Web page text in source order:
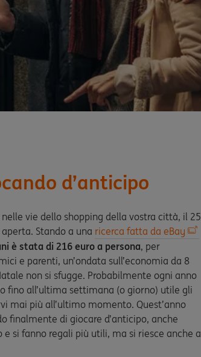
d’anticipo
vie dello shopping della vostra città, il 25
Stando a una ricerca fatta da eBay
è stata di 216 euro a persona, per
e parenti, un’ondata sull’economia da 8
non si sfugge. Probabilmente ogni anno
fino all’ultima settimana (o giorno) utile gli
mai più all’ultimo momento. Quest’anno
finalmente di giocare d’anticipo, anche
si fanno regali più utili, ma si riesce anche a